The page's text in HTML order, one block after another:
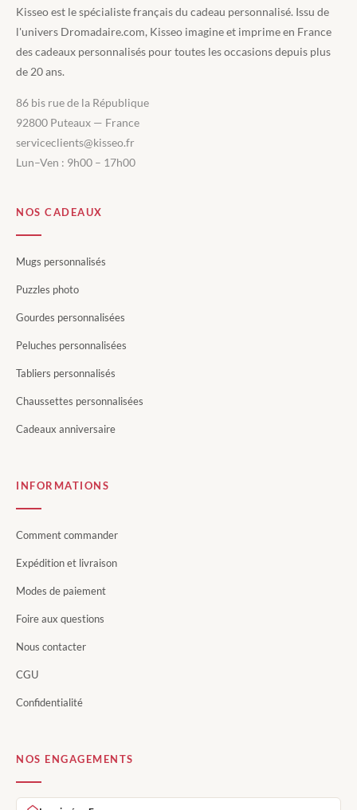
Kisseo est le spécialiste français du cadeau personnalisé. Issu de
l'univers Dromadaire.com, Kisseo imagine et imprime en France
des cadeaux personnalisés pour toutes les occasions depuis plus
de 20 ans.
86 bis rue de la République
92800 Puteaux — France
serviceclients@kisseo.fr
Lun–Ven : 9h00 – 17h00
NOS CADEAUX
Mugs personnalisés
Puzzles photo
Gourdes personnalisées
Peluches personnalisées
Tabliers personnalisés
Chaussettes personnalisées
Cadeaux anniversaire
INFORMATIONS
Comment commander
Expédition et livraison
Modes de paiement
Foire aux questions
Nous contacter
CGU
Confidentialité
NOS ENGAGEMENTS